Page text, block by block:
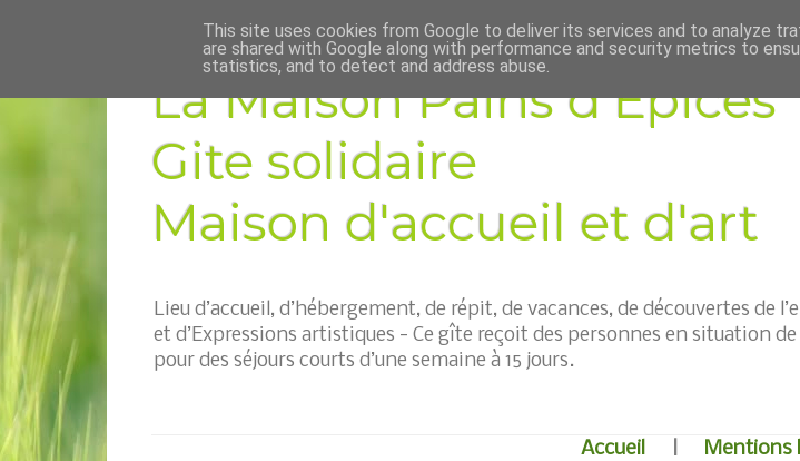
La Maison Pains d'Épices
Gite solidaire
Maison d'accueil et d'art
Lieu d’accueil, d’hébergement, de répit, de vacances, de découvertes de
et d’Expressions artistiques - Ce gîte reçoit des personnes en situation
pour des séjours courts d’une semaine à 15 jours.
Accueil Mentions
This site uses cookies from Google to deliver its services and to analyze
are shared with Google along with performance and security metrics to
statistics, and to detect and address abuse.